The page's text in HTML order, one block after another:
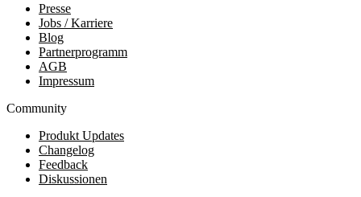
Presse
Jobs / Karriere
Blog
Partnerprogramm
AGB
Impressum
Community
Produkt Updates
Changelog
Feedback
Diskussionen